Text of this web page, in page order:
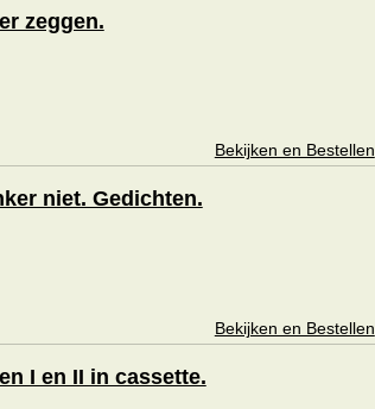
zeggen.
Bekijken en Bestellen
niet. Gedichten.
Bekijken en Bestellen
I en II in cassette.